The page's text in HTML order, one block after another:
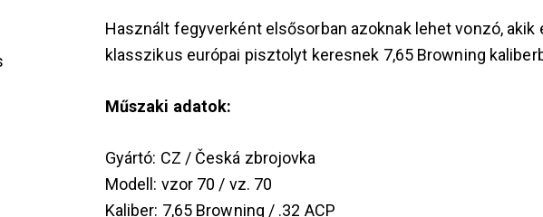
Használt fegyverként elsősorban azoknak lehet vonzó, akik
klasszikus európai pisztolyt keresnek 7,65 Browning
Műszaki adatok:
Gyártó: CZ / Česká zbrojovka
Modell: vzor 70 / vz. 70
Kaliber: 7,65 Browning / .32 ACP